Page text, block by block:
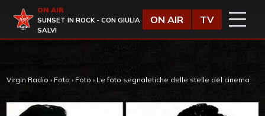
Virgin Radio
ON AIR
SUNSET IN ROCK - CON GIULIA
SALVI
ON AIR TV
Virgin Radio › Foto › Foto › Le foto segnaletiche delle stelle del cinema